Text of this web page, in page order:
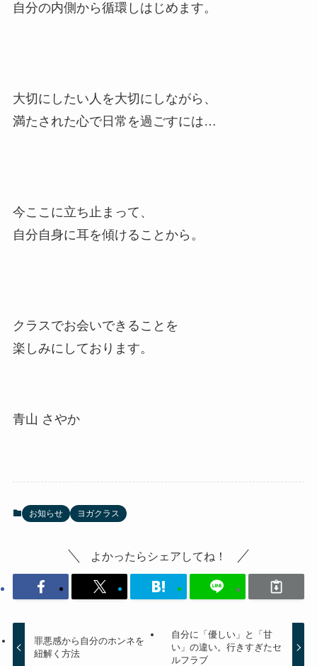
自分の内側から循環しはじめます。
大切にしたい人を大切にしながら、
満たされた心で日常を過ごすには…
今ここに立ち止まって、
自分自身に耳を傾けることから。
クラスでお会いできることを
楽しみにしております。
青山 さやか
お知らせ ヨガクラス
よかったらシェアしてね！
罪悪感から自分のホンネを
紐解く方法
自分に「優しい」と「甘
い」の違い。行きすぎたセ
ルフラブ